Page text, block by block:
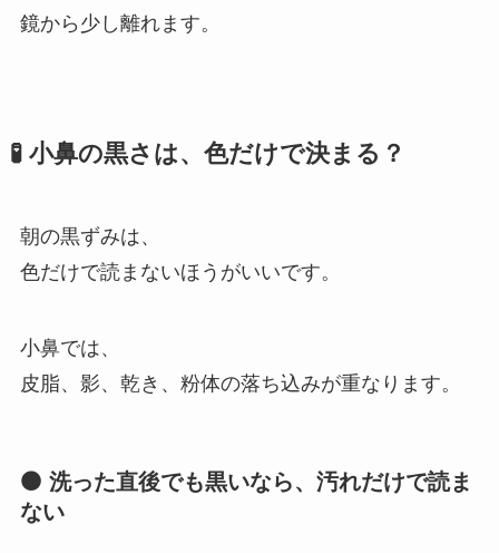
鏡から少し離れます。
🧪 小鼻の黒さは、色だけで決まる？
朝の黒ずみは、
色だけで読まないほうがいいです。
小鼻では、
皮脂、影、乾き、粉体の落ち込みが重なります。
⚫ 洗った直後でも黒いなら、汚れだけで読ま
ない